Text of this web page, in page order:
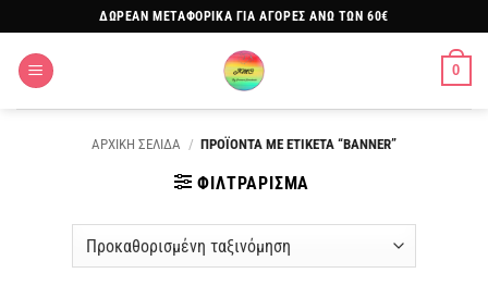
στο
περιεχόμενο
ΔΩΡΕΑΝ ΜΕΤΑΦΟΡΙΚΑ ΓΙΑ ΑΓΟΡΕΣ ΑΝΩ ΤΩΝ 60€
0
ΑΡΧΙΚΗ ΣΕΛΙΔΑ / ΠΡΟΪΟΝΤΑ ΜΕ ΕΤΙΚΕΤΑ “BANNER”
ΦΙΛΤΡΑΡΙΣΜΑ